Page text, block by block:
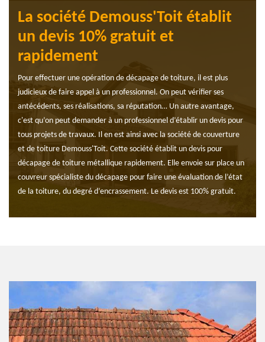
La société Demouss'Toit établit
un devis 10% gratuit et
rapidement
Pour effectuer une opération de décapage de toiture, il est plus
judicieux de faire appel à un professionnel. On peut vérifier ses
antécédents, ses réalisations, sa réputation… Un autre avantage,
c'est qu’on peut demander à un professionnel d’établir un devis pour
tous projets de travaux. Il en est ainsi avec la société de couverture
et de toiture Demouss'Toit. Cette société établit un devis pour
décapage de toiture métallique rapidement. Elle envoie sur place un
couvreur spécialiste du décapage pour faire une évaluation de l’état
de la toiture, du degré d’encrassement. Le devis est 100% gratuit.